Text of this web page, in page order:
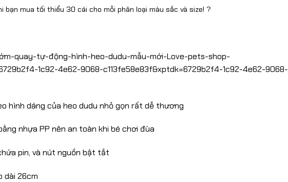
bạn mua tối thiểu 30 cái cho mỗi phân loại màu sắc và size! ?
quay-tự-động-hình-heo-dudu-mẫu-mới-Love-pets-shop-
1c92-4e62-9068-c113fe58e83f&xptdk=6729b2f4-1c92-4e62-9068-
hình dáng của heo dudu nhỏ gọn rất dễ thương
nhựa PP nên an toàn khi bé chơi đùa
pin, và nút nguồn bật tắt
dài 26cm